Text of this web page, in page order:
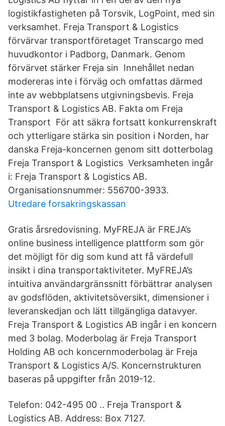
logistikfastigheten på Torsvik, LogPoint, med sin
verksamhet. Freja Transport & Logistics
förvärvar transportföretaget Transcargo med
huvudkontor i Padborg, Danmark. Genom
förvärvet stärker Freja sin Innehållet nedan
modereras inte i förväg och omfattas därmed
inte av webbplatsens utgivningsbevis. Freja
Transport & Logistics AB. Fakta om Freja
Transport För att säkra fortsatt konkurrenskraft
och ytterligare stärka sin position i Norden, har
danska Freja-koncernen genom sitt dotterbolag
Freja Transport & Logistics Verksamheten ingår
i: Freja Transport & Logistics AB.
Organisationsnummer: 556700-3933.
Utredare forsakringskassan
Gratis årsredovisning. MyFREJA är FREJA’s
online business intelligence plattform som gör
det möjligt för dig som kund att få värdefull
insikt i dina transportaktiviteter. MyFREJA’s
intuitiva användargränssnitt förbättrar analysen
av godsflöden, aktivitetsöversikt, dimensioner i
leveranskedjan och lätt tillgängliga datavyer.
Freja Transport & Logistics AB ingår i en koncern
med 3 bolag. Moderbolag är Freja Transport
Holding AB och koncernmoderbolag är Freja
Transport & Logistics A/S. Koncernstrukturen
baseras på uppgifter från 2019-12.
Telefon: 042-495 00 .. Freja Transport &
Logistics AB. Address: Box 7127.